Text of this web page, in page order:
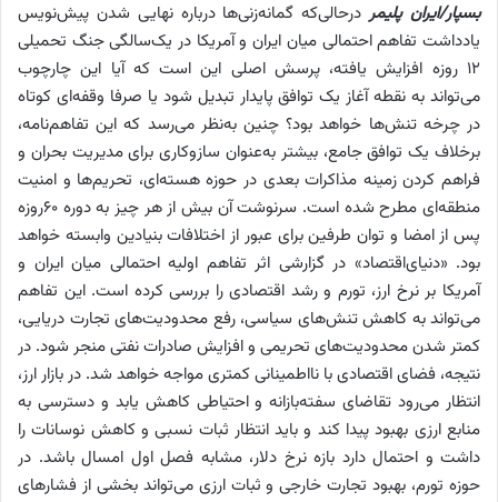
بسپار/ایران پلیمر درحالی‌که گمانه‌زنی‌ها درباره نهایی شدن پیش‌نویس
یادداشت تفاهم احتمالی‌ میان ایران و آمریکا در یک‌سالگی جنگ تحمیلی
۱۲ روزه افزایش یافته، پرسش اصلی این است که آیا این چارچوب
می‌تواند به نقطه آغاز یک توافق پایدار تبدیل شود یا صرفا وقفه‌ای کوتاه
در چرخه تنش‌ها خواهد بود؟ چنین به‌نظر می‌رسد که این تفاهم‌نامه،
برخلاف یک توافق جامع، بیشتر به‌عنوان سازوکاری برای مدیریت بحران و
فراهم کردن زمینه مذاکرات بعدی در حوزه هسته‌ای، تحریم‌ها و امنیت
منطقه‌ای مطرح شده است. سرنوشت آن بیش از هر چیز به دوره ۶۰روزه
پس از امضا و توان طرفین برای عبور از اختلافات بنیادین وابسته خواهد
بود. «دنیای‌اقتصاد» در گزارشی اثر تفاهم اولیه احتمالی میان ایران و
آمریکا بر نرخ ارز، تورم و رشد اقتصادی را بررسی کرده است. این تفاهم
می‌تواند به کاهش تنش‌های سیاسی، رفع محدودیت‌های تجارت دریایی،
کمتر شدن محدودیت‌های تحریمی و افزایش صادرات نفتی منجر شود. در
نتیجه، فضای اقتصادی با نااطمینانی کمتری مواجه خواهد شد. در بازار ارز،
انتظار می‌رود تقاضای سفته‌بازانه و احتیاطی کاهش یابد و دسترسی به
منابع ارزی بهبود پیدا کند و باید انتظار ثبات نسبی و کاهش نوسانات را
داشت و احتمال دارد بازه نرخ دلار، مشابه فصل اول امسال باشد. در
حوزه تورم، بهبود تجارت خارجی و ثبات ارزی می‌تواند بخشی از فشارهای